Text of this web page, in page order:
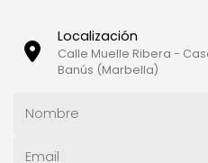
Localización
Calle Muelle Ribera -
Banús (Marbella)